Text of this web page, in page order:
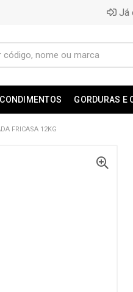
Já
CONDIMENTOS GORDURAS E
FRICASA 12KG